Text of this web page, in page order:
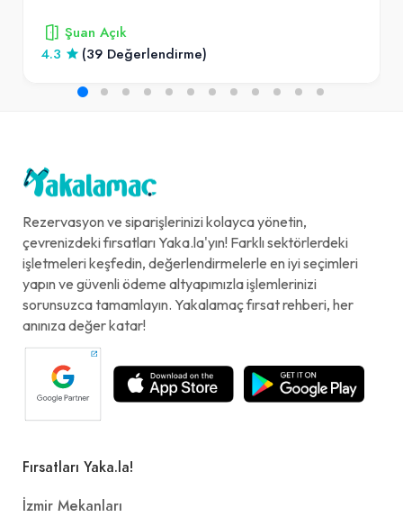
Şuan Açık
4.3
(39 Değerlendirme)
Rezervasyon ve siparişlerinizi kolayca yönetin,
çevrenizdeki fırsatları Yaka.la'yın! Farklı sektörlerdeki
işletmeleri keşfedin, değerlendirmelerle en iyi seçimleri
yapın ve güvenli ödeme altyapımızla işlemlerinizi
sorunsuzca tamamlayın. Yakalamaç fırsat rehberi, her
anınıza değer katar!
Fırsatları Yaka.la!
İzmir Mekanları